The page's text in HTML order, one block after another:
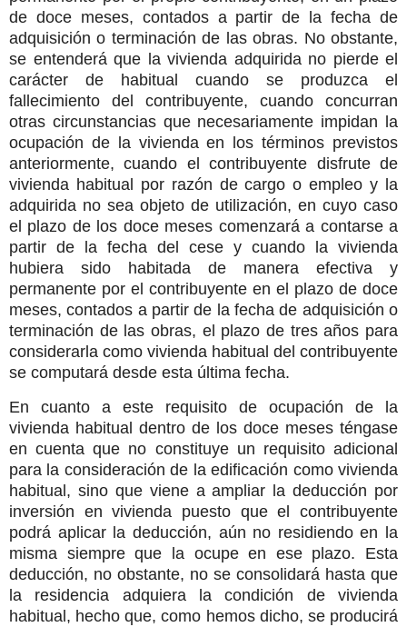
de doce meses, contados a partir de la fecha de
adquisición o terminación de las obras. No obstante,
se entenderá que la vivienda adquirida no pierde el
carácter de habitual cuando se produzca el
fallecimiento del contribuyente, cuando concurran
otras circunstancias que necesariamente impidan la
ocupación de la vivienda en los términos previstos
anteriormente, cuando el contribuyente disfrute de
vivienda habitual por razón de cargo o empleo y la
adquirida no sea objeto de utilización, en cuyo caso
el plazo de los doce meses comenzará a contarse a
partir de la fecha del cese y cuando la vivienda
hubiera sido habitada de manera efectiva y
permanente por el contribuyente en el plazo de doce
meses, contados a partir de la fecha de adquisición o
terminación de las obras, el plazo de tres años para
considerarla como vivienda habitual del contribuyente
se computará desde esta última fecha.
En cuanto a este requisito de ocupación de la
vivienda habitual dentro de los doce meses téngase
en cuenta que no constituye un requisito adicional
para la consideración de la edificación como vivienda
habitual, sino que viene a ampliar la deducción por
inversión en vivienda puesto que el contribuyente
podrá aplicar la deducción, aún no residiendo en la
misma siempre que la ocupe en ese plazo. Esta
deducción, no obstante, no se consolidará hasta que
la residencia adquiera la condición de vivienda
habitual, hecho que, como hemos dicho, se producirá